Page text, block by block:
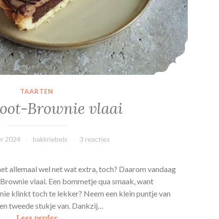
TAARTEN
Brownie vlaai
2024 bakkriebels 3 reacties
allemaal wel net wat extra, toch? Daarom vandaag
vlaai. Een bommetje qua smaak, want
klinkt toch te lekker? Neem een klein puntje van
tweede stukje van. Dankzij…
H